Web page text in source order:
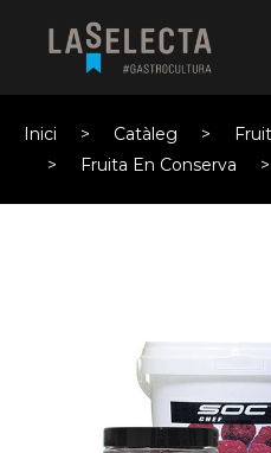
Inici Catàleg
Fruita En Conserva